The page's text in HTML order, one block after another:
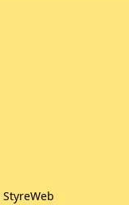
StyreWeb